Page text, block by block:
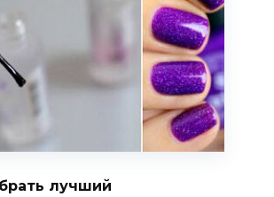
лучший